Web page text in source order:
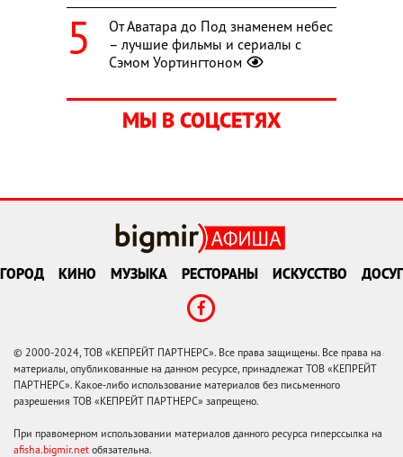
От Аватара до Под знаменем небес
– лучшие фильмы и сериалы с
Сэмом Уортингтоном
МЫ В СОЦСЕТЯХ
ГОРОД КИНО МУЗЫКА РЕСТОРАНЫ ИСКУССТВО ДОСУГ
© 2000-2024, ТОВ «КЕПРЕЙТ ПАРТНЕРС». Все права защищены. Все права на
материалы, опубликованные на данном ресурсе, принадлежат ТОВ «КЕПРЕЙТ
ПАРТНЕРС». Какое-либо использование материалов без письменного
разрешения ТОВ «КЕПРЕЙТ ПАРТНЕРС» запрещено.
При правомерном использовании материалов данного ресурса гиперссылка на
afisha.bigmir.net обязательна.